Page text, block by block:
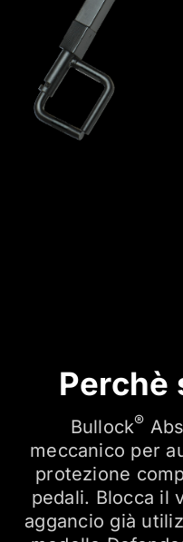
Perchè
Bullock®
meccanico per
protezione
pedali. Blocca il
aggancio già